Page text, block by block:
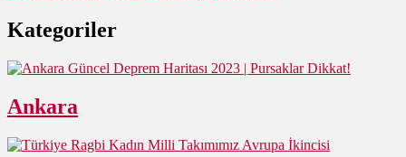
Kategoriler
Ankara